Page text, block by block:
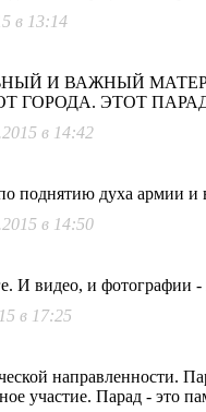
в 13:14
И ВАЖНЫЙ
ГОРОДА. ЭТОТ
в 14:42
поднятию духа армии и
в 14:50
И видео, и фотографии -
в 17:25
направленности.
участие. Парад - это